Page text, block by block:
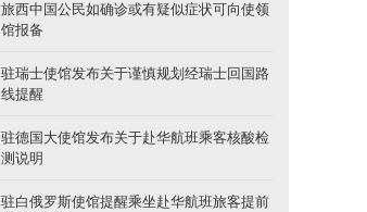
旅西中国公民如确诊或有疑似症状可向使领
馆报备
驻瑞士使馆发布关于谨慎规划经瑞士回国路
线提醒
驻德国大使馆发布关于赴华航班乘客核酸检
测说明
驻白俄罗斯使馆提醒乘坐赴华航班旅客提前